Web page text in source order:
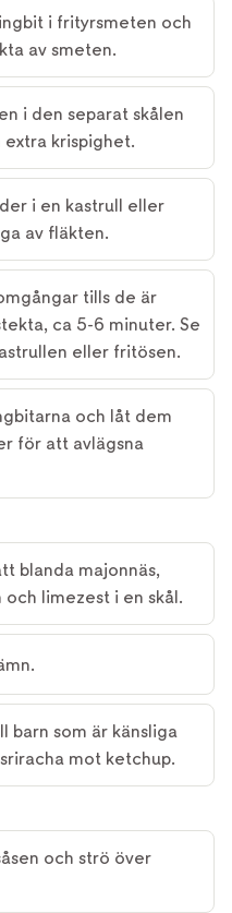
i frityrsmeten och
av smeten.
i den separat skålen
krispighet.
i en kastrull eller
av fläkten.
tills de är
ca 5-6 minuter. Se
eller fritösen.
och låt dem
för att avlägsna
blanda majonnäs,
limezest i en skål.
barn som är känsliga
mot ketchup.
och strö över